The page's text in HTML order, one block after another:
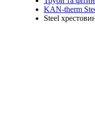
KAN-therm
Steel